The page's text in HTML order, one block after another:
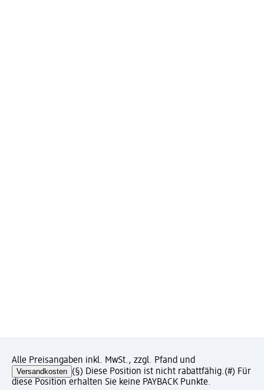
Alle Preisangaben inkl. MwSt., zzgl. Pfand und
Versandkosten (§) Diese Position ist nicht rabattfähig.(#) Für
diese Position erhalten Sie keine PAYBACK Punkte.